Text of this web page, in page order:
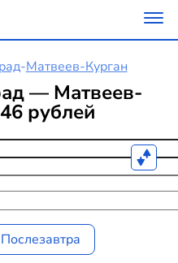
-Матвеев-Курган
— Матвеев-
рублей
Послезавтра